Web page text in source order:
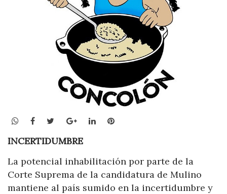
WhatsApp
Facebook
TwitterGoogle+LinkedInPinterest
INCERTIDUMBRE
La potencial inhabilitación por parte de la
Corte Suprema de la candidatura de Mulino
mantiene al país sumido en la incertidumbre y